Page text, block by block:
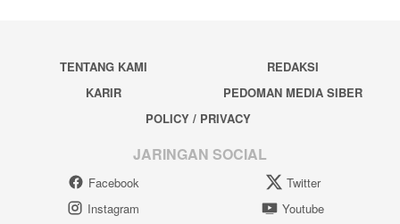
TENTANG KAMI
REDAKSI
KARIR
PEDOMAN MEDIA SIBER
POLICY / PRIVACY
JARINGAN SOCIAL
Facebook
Twitter
Instagram
Youtube